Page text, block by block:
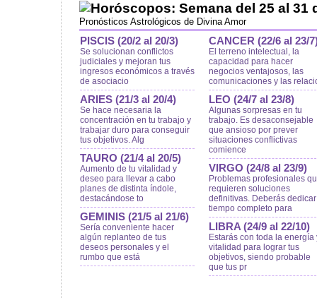
Horóscopos: Semana del 25 al 31
Pronósticos Astrológicos de Divina Amor
PISCIS (20/2 al 20/3)
Se solucionan conflictos
judiciales y mejoran tus
ingresos económicos a través
de asociacio
ARIES (21/3 al 20/4)
Se hace necesaria la
concentración en tu trabajo y
trabajar duro para conseguir
tus objetivos. Alg
TAURO (21/4 al 20/5)
Aumento de tu vitalidad y
deseo para llevar a cabo
planes de distinta índole,
destacándose to
GEMINIS (21/5 al 21/6)
Sería conveniente hacer
algún replanteo de tus
deseos personales y el
rumbo que está
CANCER (22/6 al 23/
El terreno intelectual, la
capacidad para hacer
negocios ventajosos, las
comunicaciones y las
LEO (24/7 al 23/8)
Algunas sorpresas en tu
trabajo. Es desaconsejable
que ansioso por prever
situaciones conflictivas
comience
VIRGO (24/8 al 23/9)
Problemas profesionales
requieren soluciones
definitivas. Deberás dedicar
tiempo completo para
LIBRA (24/9 al 22/10)
Estarás con toda la energía
vitalidad para lograr tus
objetivos, siendo probable
que tus pr